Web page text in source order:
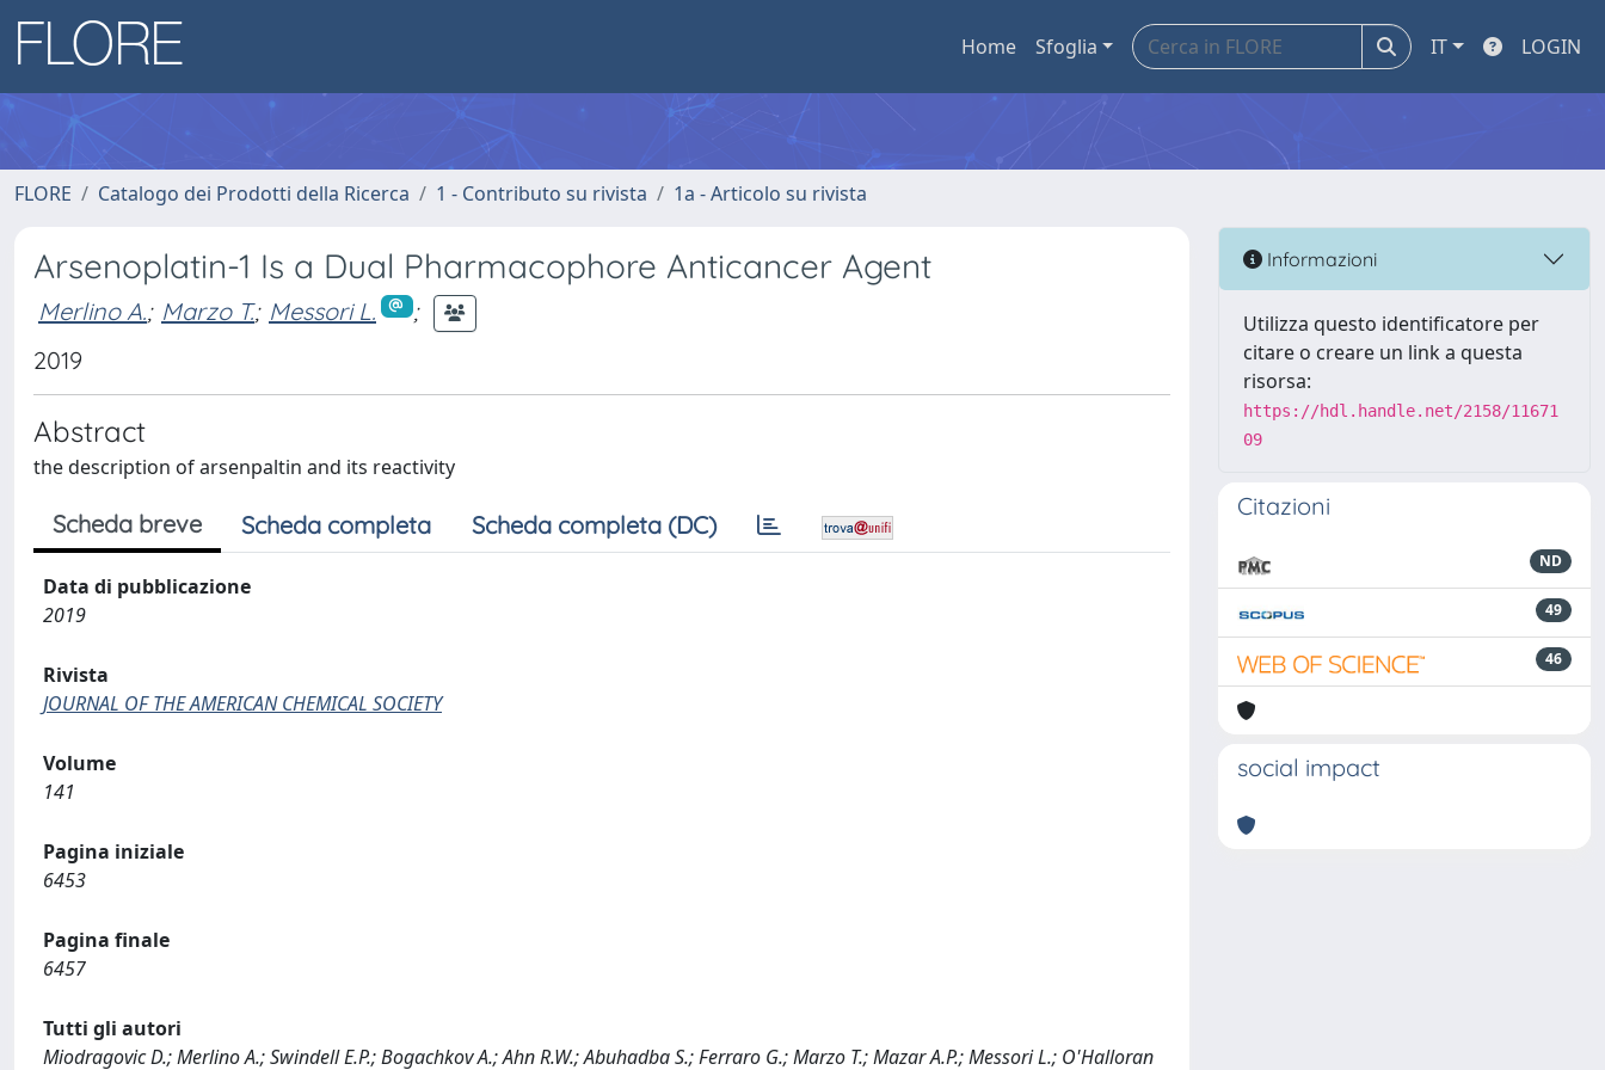
Home Sfoglia IT LOGIN
FLORE Catalogo dei Prodotti della Ricerca 1 - Contributo su rivista 1a - Articolo su rivista
Arsenoplatin-1 Is a Dual Pharmacophore Anticancer Agent
Merlino A.; Marzo T.; Messori L.
;
2019
Abstract
the description of arsenpaltin and its reactivity
Scheda breve Scheda completa Scheda completa (DC)
Data di pubblicazione
2019
Rivista
JOURNAL OF THE AMERICAN CHEMICAL SOCIETY
Volume
141
Pagina iniziale
6453
Pagina finale
6457
Tutti gli autori
Miodragovic D.; Merlino A.; Swindell E.P.; Bogachkov A.; Ahn R.W.; Abuhadba S.; Ferraro G.; Marzo T.; Mazar A.P.; Messori L.; O'Halloran
Informazioni
Utilizza questo identificatore per
citare o creare un link a questa
risorsa:
https://hdl.handle.net/2158/11671
09
Citazioni
ND
49
46
social impact